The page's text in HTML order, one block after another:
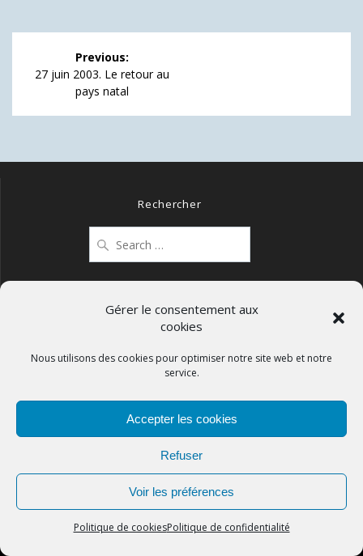
Gérer le consentement aux
cookies
Nous utilisons des cookies pour optimiser notre site web et notre
service.
Accepter les cookies
Refuser
Voir les préférences
Politique de cookiesPolitique de confidentialité
Navigation
de
l’article
Previous:
Previous
27 juin 2003. Le retour au
pays natal
Rechercher
for:
Mentions légales
Politique de confidentialité
Politique de cookies (UE)
APCOS
© 2026